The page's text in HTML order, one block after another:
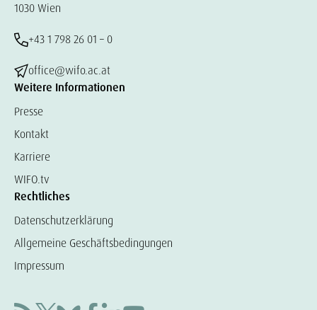
1030 Wien
+43 1 798 26 01 – 0
office@wifo.ac.at
Weitere Informationen
Presse
Kontakt
Karriere
WIFO.tv
Rechtliches
Datenschutzerklärung
Allgemeine Geschäftsbedingungen
Impressum